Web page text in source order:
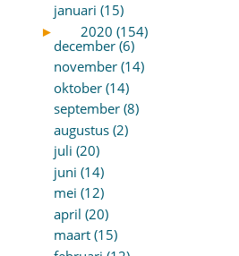
januari (15)
►
2020 (154)
december (6)
november (14)
oktober (14)
september (8)
augustus (2)
juli (20)
juni (14)
mei (12)
april (20)
maart (15)